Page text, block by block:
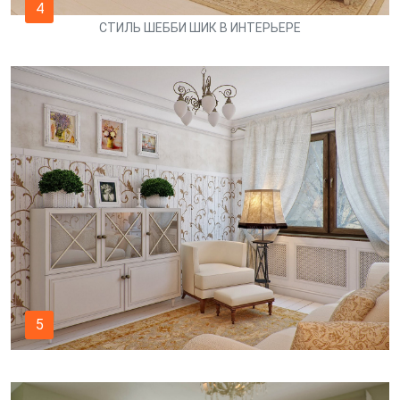
4
СТИЛЬ ШЕББИ ШИК В ИНТЕРЬЕРЕ
5